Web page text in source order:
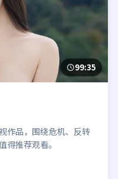
99:35
作品，围绕危机、反转
得推荐观看。